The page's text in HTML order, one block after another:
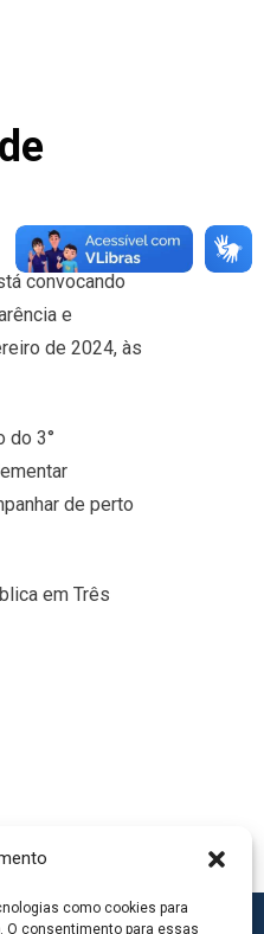
como cookies para
consentimento para essas
convocando
e
de 2024, às
do 3°
de perto
em Três